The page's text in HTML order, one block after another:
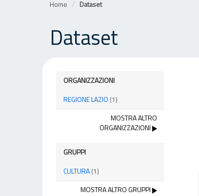
Home Dataset
Dataset
ORGANIZZAZIONI
REGIONE LAZIO (1)
MOSTRA ALTRO
ORGANIZZAZIONI
GRUPPI
CULTURA(1)
MOSTRA ALTRO GRUPPI